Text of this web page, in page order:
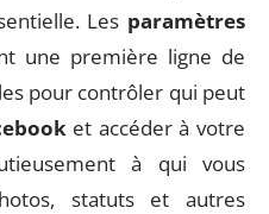
Les paramètres
une première ligne de
pour contrôler qui peut
et accéder à votre
à qui vous
statuts et autres